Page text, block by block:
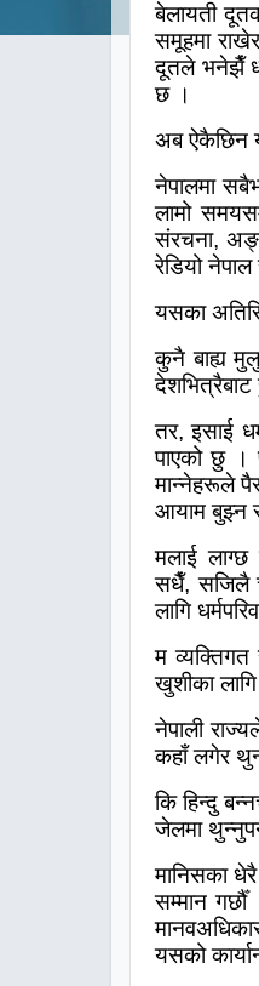
बेलायती
समूहमा
दूतले भनेझैँ
छ ।
अब ऐकैछिन
नेपालमा
लामो
संरचना,
रेडियो
यसका
कुनै बाह्य
देशभित्रैबाट
तर,इसाई
पाएको छु ।
मान्नेहरूले
आयाम बुझ्न
मलाई
सधैँ,सजिलै
लागि
म व्यक्तिगत
खुशीका लागि
नेपाली
कहाँ लगेर
कि हिन्दु
जेलमा
मानिसका
सम्मान
यसको